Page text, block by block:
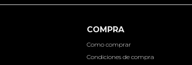
COMPRA
Como comprar
Condiciones de compra